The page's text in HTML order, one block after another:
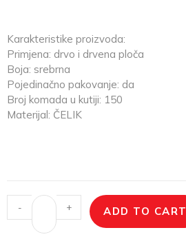
Karakteristike proizvoda:
Primjena: drvo i drvena ploča
Boja: srebrna
Pojedinačno pakovanje: da
Broj komada u kutiji: 150
Materijal: ČELIK
- + ADD TO CART